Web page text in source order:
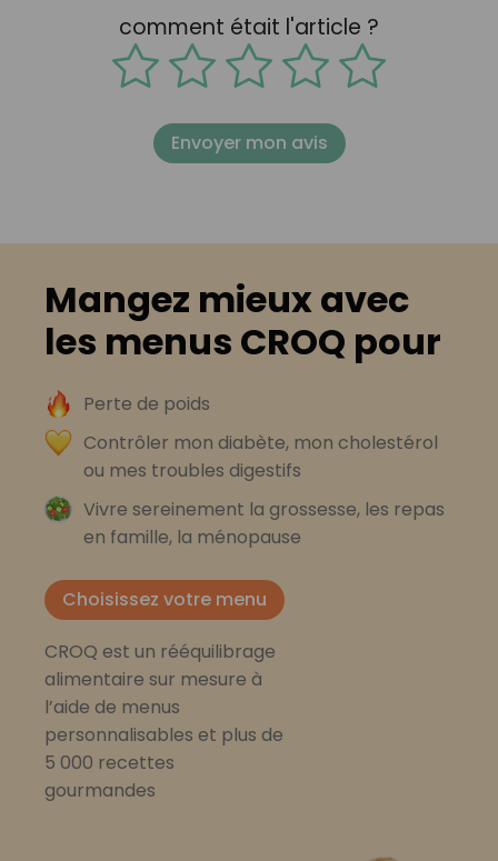
comment était l'article ?
Envoyer mon avis
Mangez mieux avec
les menus CROQ pour
Perte de poids
Contrôler mon diabète, mon cholestérol
ou mes troubles digestifs
Vivre sereinement la grossesse, les repas
en famille, la ménopause
Choisissez votre menu
CROQ est un rééquilibrage
alimentaire sur mesure à
l’aide de menus
personnalisables et plus de
5 000 recettes
gourmandes